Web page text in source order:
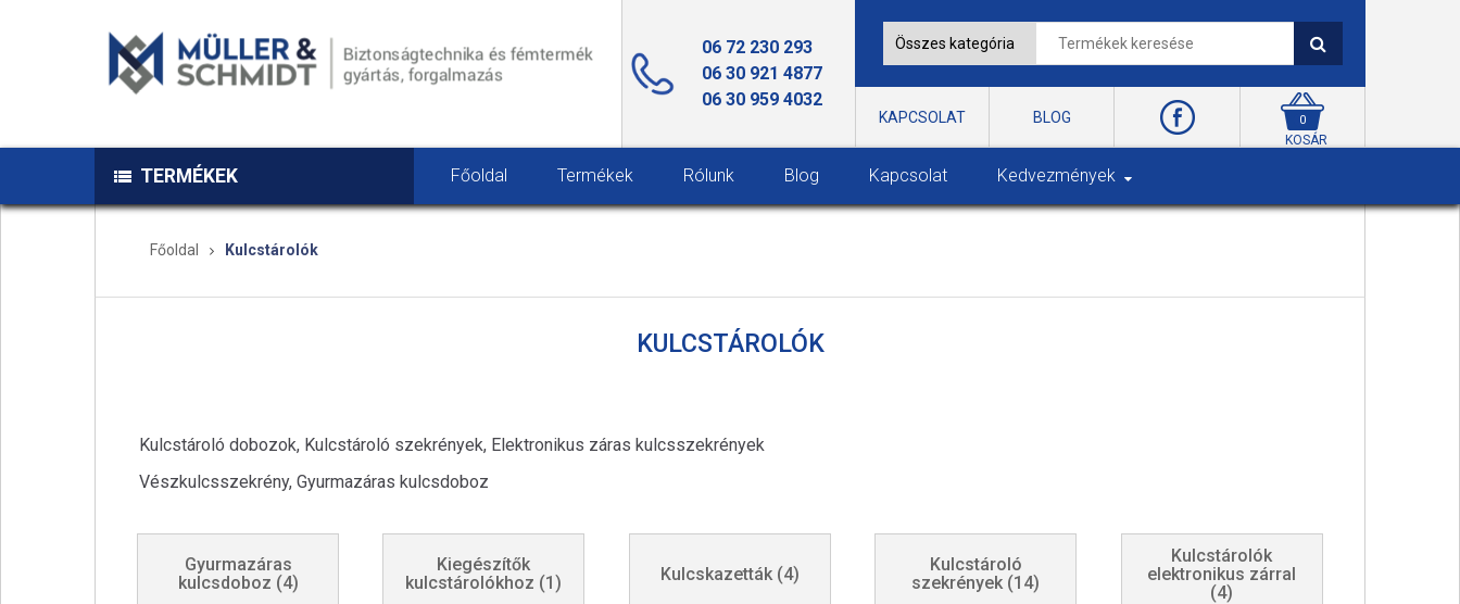
06 72 230 293
06 30 921 4877
06 30 959 4032
KAPCSOLAT BLOG 0
KOSÁR
TERMÉKEK Főoldal Termékek Rólunk Blog Kapcsolat Kedvezmények
Főoldal Kulcstárolók
KULCSTÁROLÓK
Kulcstároló dobozok, Kulcstároló szekrények, Elektronikus záras kulcsszekrények
Vészkulcsszekrény, Gyurmazáras kulcsdoboz
Gyurmazáras
kulcsdoboz (4)
Kiegészítők
kulcstárolókhoz (1) Kulcskazetták (4)
Kulcstároló
szekrények (14)
Kulcstárolók
elektronikus zárral
(4)